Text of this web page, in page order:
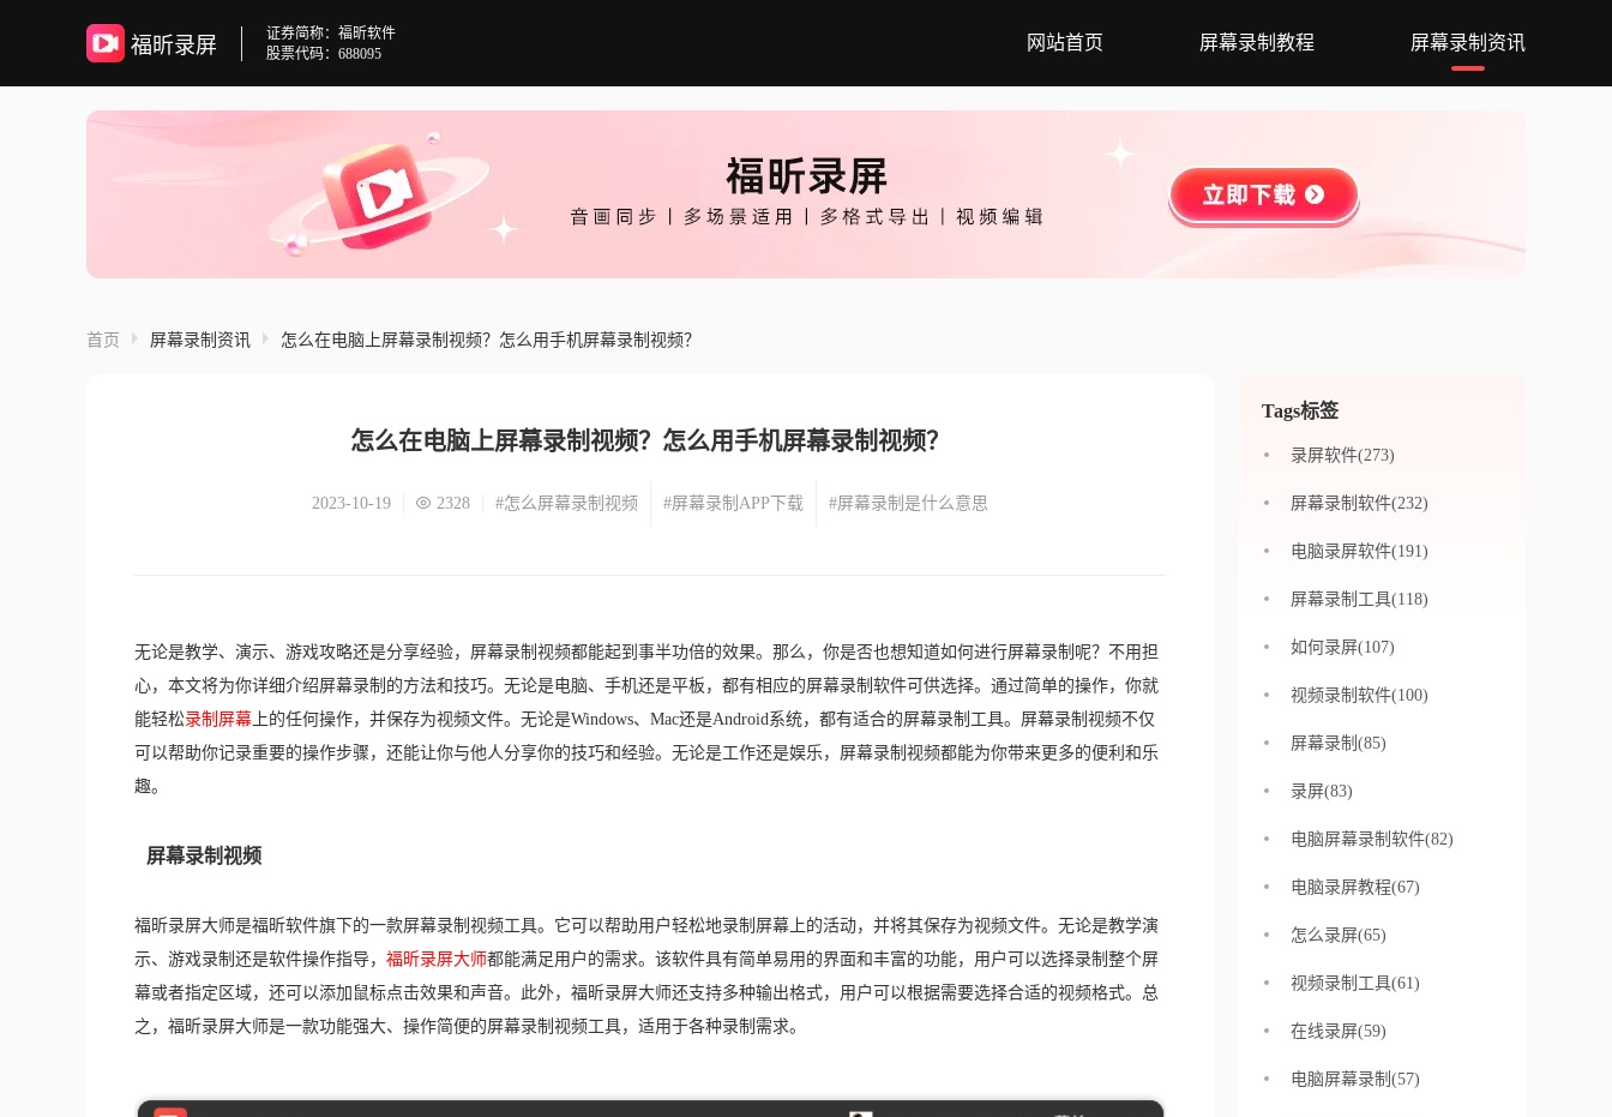
福昕录屏
证券简称：福昕软件
股票代码：688095
网站首页 屏幕录制教程 屏幕录制资讯
首页 屏幕录制资讯 怎么在电脑上屏幕录制视频？怎么用手机屏幕录制视频？
怎么在电脑上屏幕录制视频？怎么用手机屏幕录制视频？
2023-10-19 2328 #怎么屏幕录制视频 #屏幕录制APP下载 #屏幕录制是什么意思
无论是教学、演示、游戏攻略还是分享经验，屏幕录制视频都能起到事半功倍的效果。那么，你是否也想知道如何进行屏幕录制呢？不用担
心，本文将为你详细介绍屏幕录制的方法和技巧。无论是电脑、手机还是平板，都有相应的屏幕录制软件可供选择。通过简单的操作，你就
能轻松录制屏幕 上的任何操作，并保存为视频文件。无论是Windows、Mac还是Android系统，都有适合的屏幕录制工具。屏幕录制视频不仅
可以帮助你记录重要的操作步骤，还能让你与他人分享你的技巧和经验。无论是工作还是娱乐，屏幕录制视频都能为你带来更多的便利和乐
趣。
屏幕录制视频
福昕录屏大师是福昕软件旗下的一款屏幕录制视频工具。它可以帮助用户轻松地录制屏幕上的活动，并将其保存为视频文件。无论是教学演
示、游戏录制还是软件操作指导， 福昕录屏大师都能满足用户的需求。该软件具有简单易用的界面和丰富的功能，用户可以选择录制整个屏
幕或者指定区域，还可以添加鼠标点击效果和声音。此外，福昕录屏大师还支持多种输出格式，用户可以根据需要选择合适的视频格式。总
之，福昕录屏大师是一款功能强大、操作简便的屏幕录制视频工具，适用于各种录制需求。
Tags标签
录屏软件(273)
屏幕录制软件(232)
电脑录屏软件(191)
屏幕录制工具(118)
如何录屏(107)
视频录制软件(100)
屏幕录制(85)
录屏(83)
电脑屏幕录制软件(82)
电脑录屏教程(67)
怎么录屏(65)
视频录制工具(61)
在线录屏(59)
电脑屏幕录制(57)